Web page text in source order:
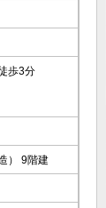
歩3分
） 9階建